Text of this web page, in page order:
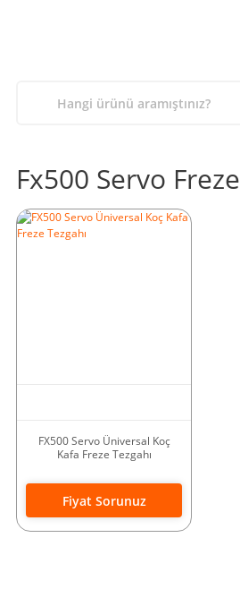
Fx500 Servo Freze
FX500 Servo Üniversal Koç
Kafa Freze Tezgahı
Fiyat Sorunuz